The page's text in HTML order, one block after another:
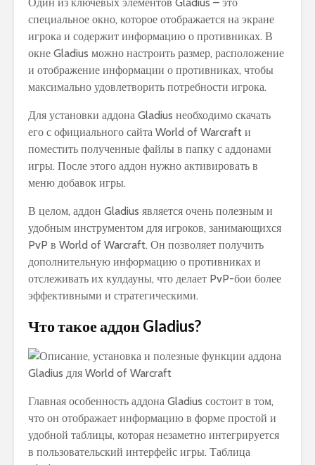
специальное окно, которое отображается на экране
игрока и содержит информацию о противниках. В
окне Gladius можно настроить размер, расположение
и отображение информации о противниках, чтобы
максимально удовлетворить потребности игрока.
Для установки аддона Gladius необходимо скачать
его с официального сайта World of Warcraft и
поместить полученные файлы в папку с аддонами
игры. После этого аддон нужно активировать в
меню добавок игры.
В целом, аддон Gladius является очень полезным и
удобным инструментом для игроков, занимающихся
PvP в World of Warcraft. Он позволяет получить
дополнительную информацию о противниках и
отслеживать их кулдауны, что делает PvP-бои более
эффективными и стратегическими.
Что такое аддон Gladius?
Главная особенность аддона Gladius состоит в том,
что он отображает информацию в форме простой и
удобной таблицы, которая незаметно интегрируется
в пользовательский интерфейс игры. Таблица